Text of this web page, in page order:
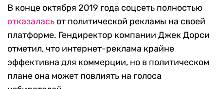
В конце октября 2019 года соцсеть полностью
отказалась от политической рекламы на своей
платформе. Гендиректор компании Джек Дорси
отметил, что интернет-реклама крайне
эффективна для коммерции, но в политическом
плане она может повлиять на голоса